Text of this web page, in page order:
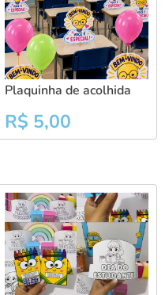
Plaquinha de acolhida
R$ 5,00